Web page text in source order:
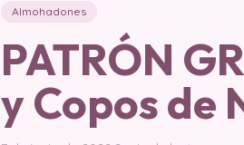
Almohadones
PATRÓN
y Copos de